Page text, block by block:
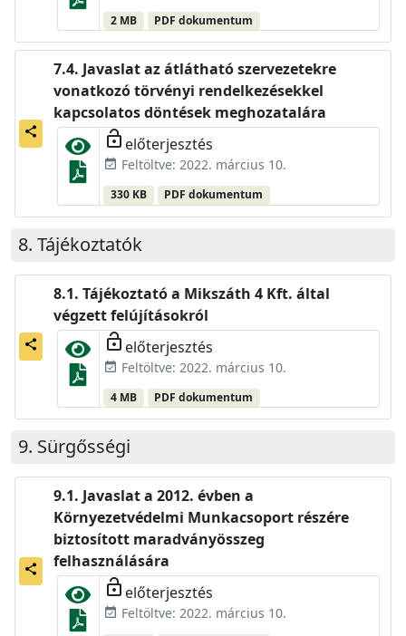
2 MB PDF dokumentum
share
Javaslat az átlátható szervezetekre
vonatkozó törvényi rendelkezésekkel
kapcsolatos döntések meghozatalára
lock_open előterjesztés
event_available Feltöltve: 2022. március 10.
330 KB PDF dokumentum
Tájékoztatók
share
Tájékoztató a Mikszáth 4 Kft. által
végzett felújításokról
lock_open előterjesztés
event_available Feltöltve: 2022. március 10.
4 MB PDF dokumentum
Sürgősségi
share
Javaslat a 2012. évben a
Környezetvédelmi Munkacsoport részére
biztosított maradványösszeg
felhasználására
lock_open előterjesztés
event_available Feltöltve: 2022. március 10.